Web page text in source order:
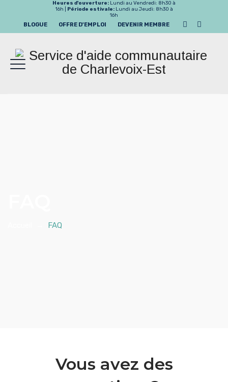
Heures d'ouverture: Lundi au Vendredi: 8h30 à
16h |
Période estivale:Lundi au Jeudi: 8h30 à
16h
BLOGUE OFFRE D'EMPLOI DEVENIR MEMBRE
FAQ
Vous avez des